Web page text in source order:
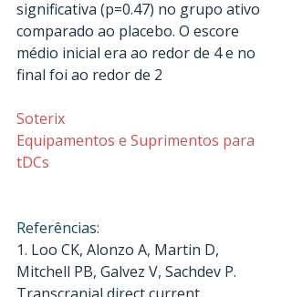
significativa (p=0.47) no grupo ativo
comparado ao placebo. O escore
médio inicial era ao redor de 4 e no
final foi ao redor de 2
Soterix
Equipamentos e Suprimentos para
tDCs
Referências:
1. Loo CK, Alonzo A, Martin D,
Mitchell PB, Galvez V, Sachdev P.